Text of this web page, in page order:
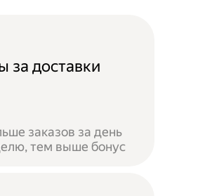
за доставки
заказов за день
тем выше бонус